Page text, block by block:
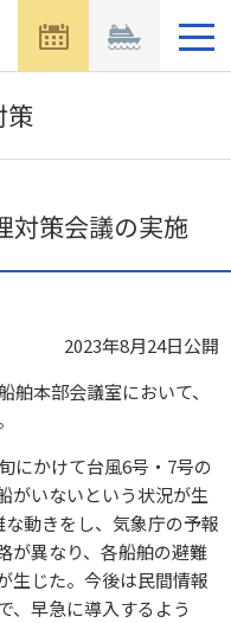
ュ
開
策
策会議の実施
2023年8月24日公開
本部会議室において、
にかけて台風6号・7号の
がいないという状況が生
動きをし、気象庁の予報
が異なり、各船舶の避難
生じた。今後は民間情報
、早急に導入するよう